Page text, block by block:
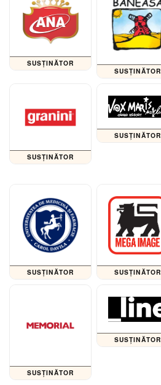
SUSȚINĂTOR
SUSȚINĂTOR
SUSȚINĂTOR
SUSȚINĂTOR
SUSȚINĂTOR SUSȚINĂTOR
SUSȚINĂTOR
SUSȚINĂTOR